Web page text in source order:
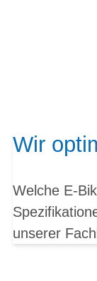
Wir
Welche E-
unserer